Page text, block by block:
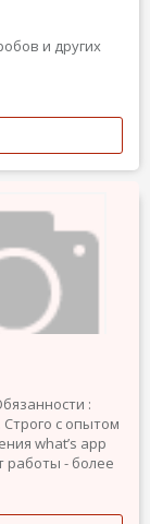
и других
:
с опытом
what’s app
работы - более